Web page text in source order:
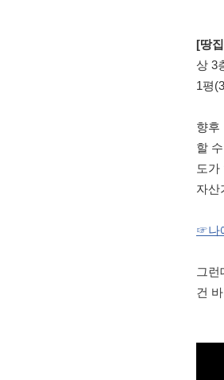
[땅
상 3
1평
향후
할
도가
자산
☞나
그런
건